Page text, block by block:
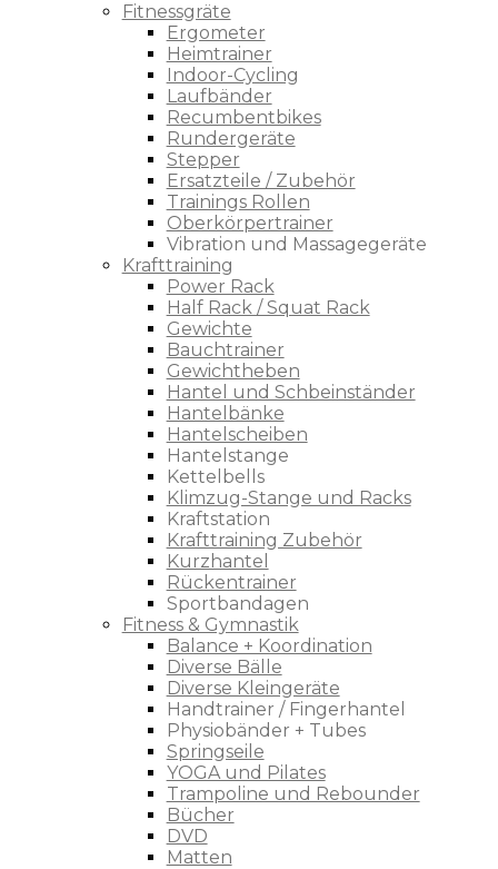
Fitnessgräte
Ergometer
Heimtrainer
Indoor-Cycling
Laufbänder
Recumbentbikes
Rundergeräte
Stepper
Ersatzteile / Zubehör
Trainings Rollen
Oberkörpertrainer
Vibration und Massagegeräte
Krafttraining
Power Rack
Half Rack / Squat Rack
Gewichte
Bauchtrainer
Gewichtheben
Hantel und Schbeinständer
Hantelbänke
Hantelscheiben
Hantelstange
Kettelbells
Klimzug-Stange und Racks
Kraftstation
Krafttraining Zubehör
Kurzhantel
Rückentrainer
Sportbandagen
Fitness & Gymnastik
Balance + Koordination
Diverse Bälle
Diverse Kleingeräte
Handtrainer / Fingerhantel
Physiobänder + Tubes
Springseile
YOGA und Pilates
Trampoline und Rebounder
Bücher
DVD
Matten